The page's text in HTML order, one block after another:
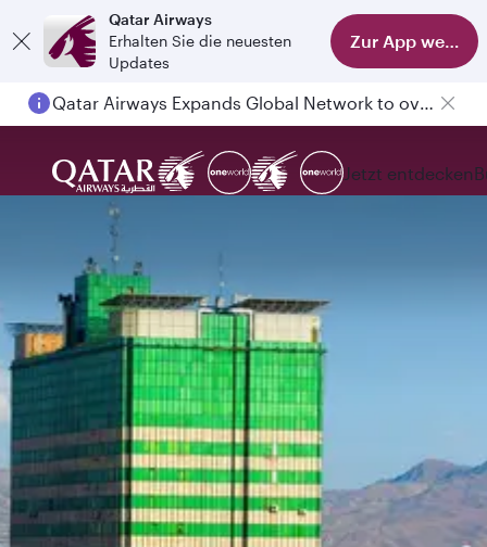
Qatar Airways
Erhalten Sie die neuesten
Updates
Zur App
Passengers flying between Doha and Auckland on QR914 and QR915
Jetzt entdecken